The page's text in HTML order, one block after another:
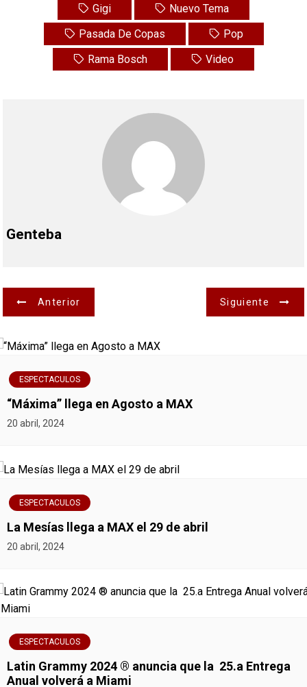
Gigi
Nuevo Tema
Pasada De Copas
Pop
Rama Bosch
Video
Genteba
N
a
e
g
c
i
ó
d
e
Anterior Siguiente
ESPECTACULOS
“Máxima” llega en Agosto a MAX
20 abril, 2024
ESPECTACULOS
La Mesías llega a MAX el 29 de abril
20 abril, 2024
ESPECTACULOS
Latin Grammy 2024 ® anuncia que la 25.a Entrega
Anual volverá a Miami